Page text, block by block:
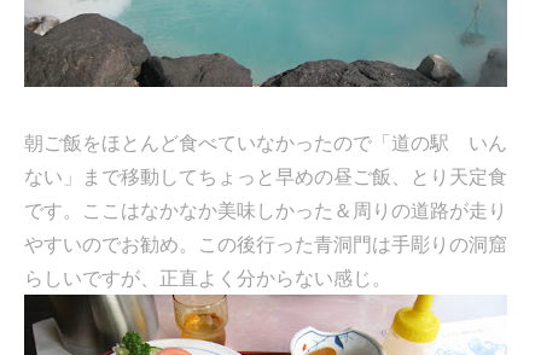
朝ご飯をほとんど食べていなかったので「道の駅 いん
ない」まで移動してちょっと早めの昼ご飯、とり天定食
です。ここはなかなか美味しかった＆周りの道路が走り
やすいのでお勧め。この後行った青洞門は手彫りの洞窟
らしいですが、正直よく分からない感じ。